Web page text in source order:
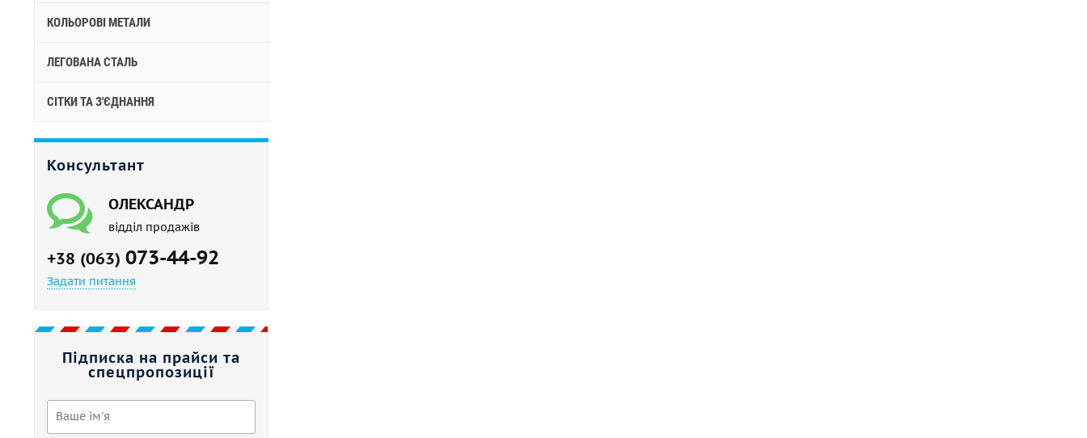
КОЛЬОРОВІ МЕТАЛИ
ЛЕГОВАНА СТАЛЬ
СІТКИ ТА З'ЄДНАННЯ
Консультант
ОЛЕКСАНДР
відділ продажів
+38 (063) 073-44-92
Задати питання
Підписка на прайси та
спецпропозиції